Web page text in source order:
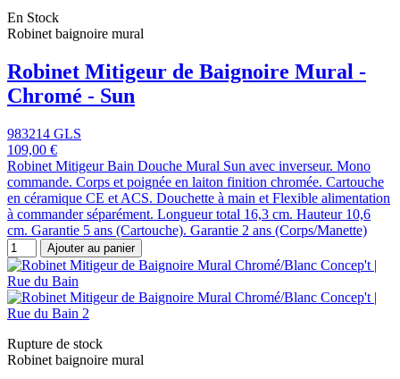
En Stock
Robinet baignoire mural
Robinet Mitigeur de Baignoire Mural -
Chromé - Sun
983214 GLS
109,00 €
Robinet Mitigeur Bain Douche Mural Sun avec inverseur. Mono
commande. Corps et poignée en laiton finition chromée. Cartouche
en céramique CE et ACS. Douchette à main et Flexible alimentation
à commander séparément. Longueur total 16,3 cm. Hauteur 10,6
cm. Garantie 5 ans (Cartouche). Garantie 2 ans (Corps/Manette)
Ajouter au panier
Rupture de stock
Robinet baignoire mural